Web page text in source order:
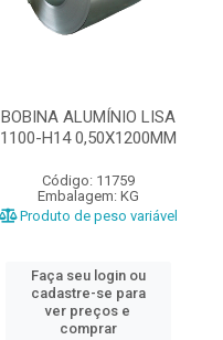
BOBINA ALUMÍNIO LISA
1100-H14 0,50X1200MM
Código: 11759
Embalagem: KG
Produto de peso variável
Faça seu login ou
cadastre-se para
ver preços e
comprar